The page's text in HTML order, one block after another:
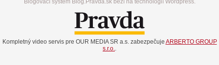
Kompletný video servis pre OUR MEDIA SR a.s. zabezpečuje ARBERTO GROUP
s.r.o.